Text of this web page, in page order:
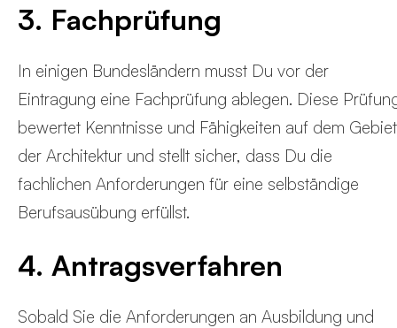
3. Fachprüfung
In einigen Bundesländern musst Du vor der
Eintragung eine Fachprüfung ablegen. Diese
bewertet Kenntnisse und Fähigkeiten auf dem Gebiet
der Architektur und stellt sicher, dass Du die
fachlichen Anforderungen für eine selbständige
Berufsausübung erfüllst.
4. Antragsverfahren
Sobald Sie die Anforderungen an Ausbildung und